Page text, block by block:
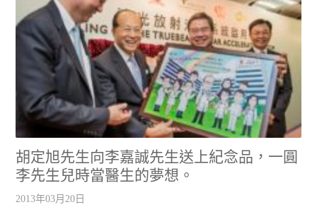
胡定旭先生向李嘉誠先生送上紀念品，一圓
李先生兒時當醫生的夢想。
2013年03月20日